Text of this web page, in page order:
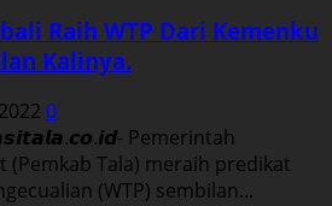
Raih WTP Dari Kemenku
Kalinya.
0
Pemerintah
(Pemkab Tala) meraih predikat
(WTP) sembilan...